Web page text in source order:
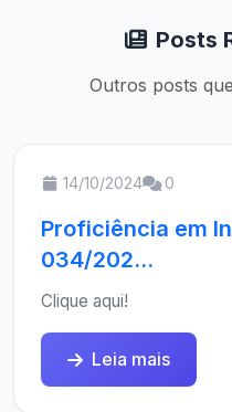
Posts
Outros posts
14/10/2024 0
Proficiência em
034/202...
Clique aqui!
Leia mais